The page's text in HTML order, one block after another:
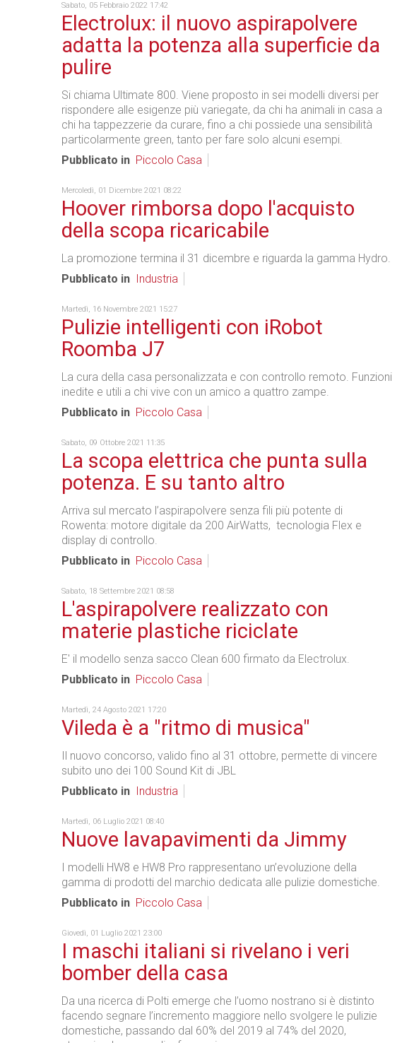
Sabato, 05 Febbraio 2022 17:42
Electrolux: il nuovo aspirapolvere
adatta la potenza alla superficie da
pulire
Si chiama Ultimate 800. Viene proposto in sei modelli diversi per
rispondere alle esigenze più variegate, da chi ha animali in casa a
chi ha tappezzerie da curare, fino a chi possiede una sensibilità
particolarmente green, tanto per fare solo alcuni esempi.
Pubblicato in Piccolo Casa
Mercoledì, 01 Dicembre 2021 08:22
Hoover rimborsa dopo l'acquisto
della scopa ricaricabile
La promozione termina il 31 dicembre e riguarda la gamma Hydro.
Pubblicato in
Industria
Martedì, 16 Novembre 2021 15:27
Pulizie intelligenti con iRobot
Roomba J7
La cura della casa personalizzata e con controllo remoto. Funzioni
inedite e utili a chi vive con un amico a quattro zampe.
Pubblicato in Piccolo Casa
Sabato, 09 Ottobre 2021 11:35
La scopa elettrica che punta sulla
potenza. E su tanto altro
Arriva sul mercato l’aspirapolvere senza fili più potente di
Rowenta: motore digitale da 200 AirWatts, tecnologia Flex e
display di controllo.
Pubblicato in Piccolo Casa
Sabato, 18 Settembre 2021 08:58
L'aspirapolvere realizzato con
materie plastiche riciclate
E' il modello senza sacco Clean 600 firmato da Electrolux.
Pubblicato in Piccolo Casa
Martedì, 24 Agosto 2021 17:20
Vileda è a "ritmo di musica"
Il nuovo concorso, valido fino al 31 ottobre, permette di vincere
subito uno dei 100 Sound Kit di JBL
Pubblicato in
Industria
Martedì, 06 Luglio 2021 08:40
Nuove lavapavimenti da Jimmy
I modelli HW8 e HW8 Pro rappresentano un’evoluzione della
gamma di prodotti del marchio dedicata alle pulizie domestiche.
Pubblicato in Piccolo Casa
Giovedì, 01 Luglio 2021 23:00
I maschi italiani si rivelano i veri
bomber della casa
Da una ricerca di Polti emerge che l’uomo nostrano si è distinto
facendo segnare l’incremento maggiore nello svolgere le pulizie
domestiche, passando dal 60% del 2019 al 74% del 2020,